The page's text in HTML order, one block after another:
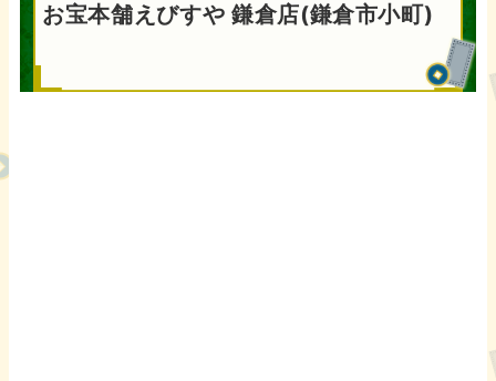
お宝本舗えびすや 鎌倉店(鎌倉市小町)